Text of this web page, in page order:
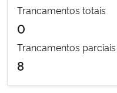
Trancamentos totais
0
Trancamentos parciais
8